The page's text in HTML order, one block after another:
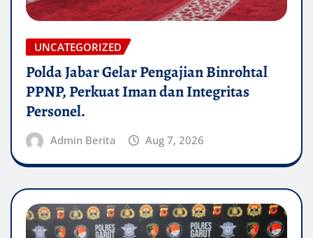
UNCATEGORIZED
Polda Jabar Gelar Pengajian Binrohtal
PPNP, Perkuat Iman dan Integritas
Personel.
Admin Berita Aug 7, 2026